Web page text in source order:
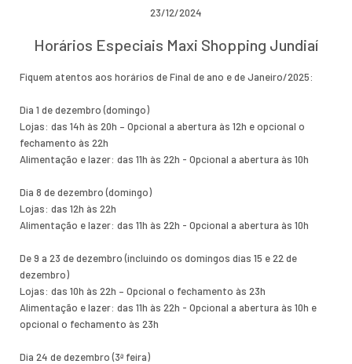
23/12/2024
Horários Especiais Maxi Shopping Jundiaí
Fiquem atentos aos horários de Final de ano e de Janeiro/2025:
Dia 1 de dezembro (domingo)
Lojas: das 14h às 20h – Opcional a abertura às 12h e opcional o
fechamento às 22h
Alimentação e lazer: das 11h às 22h - Opcional a abertura às 10h
Dia 8 de dezembro (domingo)
Lojas: das 12h às 22h
Alimentação e lazer: das 11h às 22h - Opcional a abertura às 10h
De 9 a 23 de dezembro (incluindo os domingos dias 15 e 22 de
dezembro)
Lojas: das 10h às 22h – Opcional o fechamento às 23h
Alimentação e lazer: das 11h às 22h - Opcional a abertura às 10h e
opcional o fechamento às 23h
Dia 24 de dezembro (3ª feira)